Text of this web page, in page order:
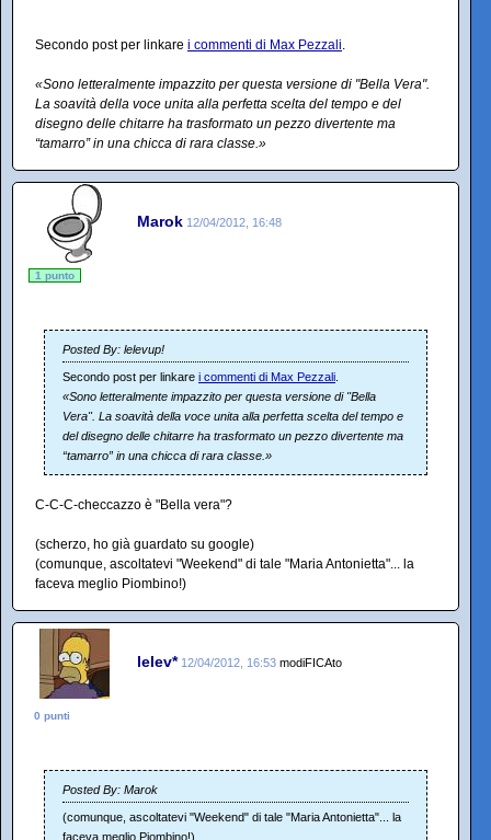
Secondo post per linkare i commenti di Max Pezzali.
«Sono letteralmente impazzito per questa versione di "Bella Vera".
La soavità della voce unita alla perfetta scelta del tempo e del
disegno delle chitarre ha trasformato un pezzo divertente ma
“tamarro” in una chicca di rara classe.»
Marok 12/04/2012, 16:48
1 punto
Posted By: lelevup!
Secondo post per linkare i commenti di Max Pezzali
«Sono letteralmente impazzito per questa versione di "Bella
Vera". La soavità della voce unita alla perfetta scelta del tempo e
del disegno delle chitarre ha trasformato un pezzo divertente ma
“tamarro” in una chicca di rara classe.»
C-C-C-checcazzo è "Bella vera"?
(scherzo, ho già guardato su google)
(comunque, ascoltatevi "Weekend" di tale "Maria Antonietta"... la
faceva meglio Piombino!)
lelev* 12/04/2012, 16:53 modiFICAto
0 punti
Posted By: Marok
(comunque, ascoltatevi "Weekend" di tale "Maria Antonietta"... la
faceva meglio Piombino!)